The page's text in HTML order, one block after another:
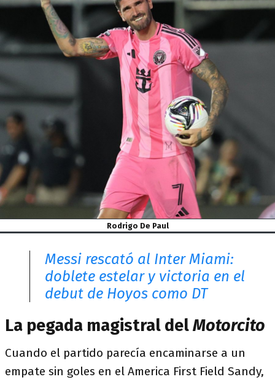
Rodrigo De Paul
Messi rescató al Inter Miami:
doblete estelar y victoria en el
debut de Hoyos como DT
La pegada magistral delMotorcito
Cuando el partido parecía encaminarse a un
empate sin goles en el America First Field Sandy,